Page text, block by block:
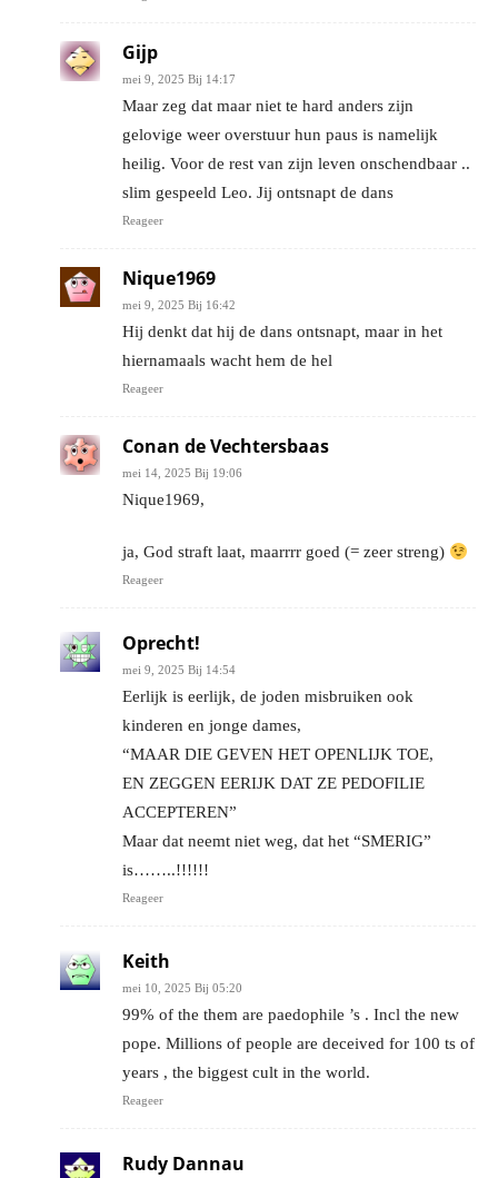
Gijp
mei 9, 2025 Bij 14:17
Maar zeg dat maar niet te hard anders zijn
gelovige weer overstuur hun paus is namelijk
heilig. Voor de rest van zijn leven onschendbaar ..
slim gespeeld Leo. Jij ontsnapt de dans
Reageer
Nique1969
mei 9, 2025 Bij 16:42
Hij denkt dat hij de dans ontsnapt, maar in het
hiernamaals wacht hem de hel
Reageer
Conan de Vechtersbaas
mei 14, 2025 Bij 19:06
Nique1969,
ja, God straft laat, maarrrr goed (= zeer streng)
Reageer
Oprecht!
mei 9, 2025 Bij 14:54
Eerlijk is eerlijk, de joden misbruiken ook
kinderen en jonge dames,
“MAAR DIE GEVEN HET OPENLIJK TOE,
EN ZEGGEN EERIJK DAT ZE PEDOFILIE
ACCEPTEREN”
Maar dat neemt niet weg, dat het “SMERIG”
is……..!!!!!!
Reageer
Keith
mei 10, 2025 Bij 05:20
99% of the them are paedophile ’s . Incl the new
pope. Millions of people are deceived for 100 ts of
years , the biggest cult in the world.
Reageer
Rudy Dannau